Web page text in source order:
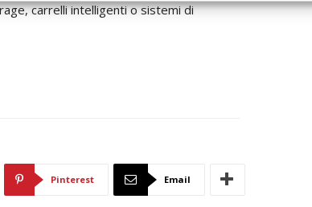
carrelli intelligenti o sistemi di
Pinterest Email